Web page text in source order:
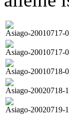
Asiago-20010717-
Asiago-20010717-
Asiago-20010718-
Asiago-20020718-
Asiago-20020719-